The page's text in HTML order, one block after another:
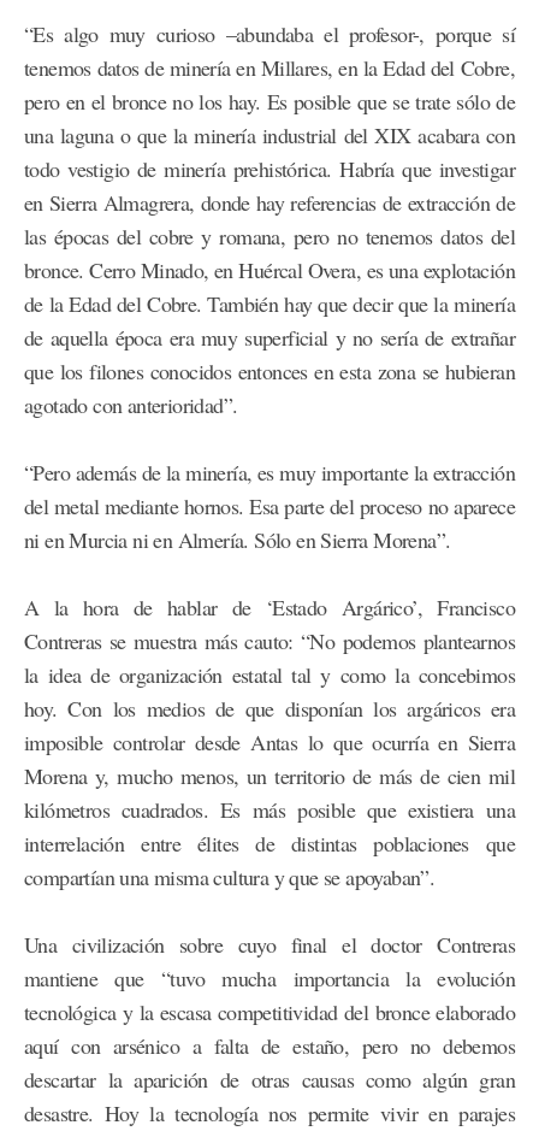
“Es algo muy curioso –abundaba el profesor-, porque sí
tenemos datos de minería en Millares, en la Edad del Cobre,
pero en el bronce no los hay. Es posible que se trate sólo de
una laguna o que la minería industrial del XIX acabara con
todo vestigio de minería prehistórica. Habría que investigar
en Sierra Almagrera, donde hay referencias de extracción de
las épocas del cobre y romana, pero no tenemos datos del
bronce. Cerro Minado, en Huércal Overa, es una explotación
de la Edad del Cobre. También hay que decir que la minería
de aquella época era muy superficial y no sería de extrañar
que los filones conocidos entonces en esta zona se hubieran
agotado con anterioridad”.
“Pero además de la minería, es muy importante la extracción
del metal mediante hornos. Esa parte del proceso no aparece
ni en Murcia ni en Almería. Sólo en Sierra Morena”.
A la hora de hablar de ‘Estado Argárico’, Francisco
Contreras se muestra más cauto: “No podemos plantearnos
la idea de organización estatal tal y como la concebimos
hoy. Con los medios de que disponían los argáricos era
imposible controlar desde Antas lo que ocurría en Sierra
Morena y, mucho menos, un territorio de más de cien mil
kilómetros cuadrados. Es más posible que existiera una
interrelación entre élites de distintas poblaciones que
compartían una misma cultura y que se apoyaban”.
Una civilización sobre cuyo final el doctor Contreras
mantiene que “tuvo mucha importancia la evolución
tecnológica y la escasa competitividad del bronce elaborado
aquí con arsénico a falta de estaño, pero no debemos
descartar la aparición de otras causas como algún gran
desastre. Hoy la tecnología nos permite vivir en parajes